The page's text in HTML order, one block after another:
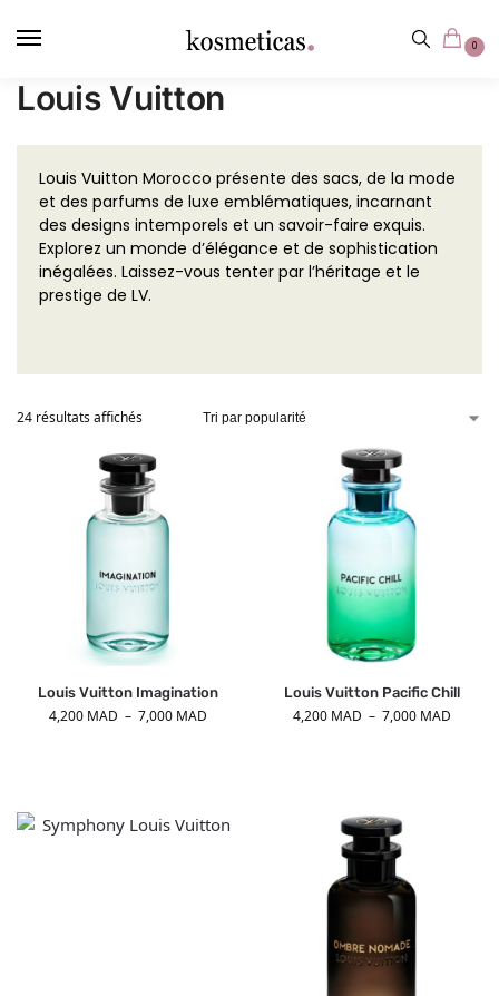
principal
0
Louis Vuitton
Louis Vuitton Morocco présente des sacs, de la mode
et des parfums de luxe emblématiques, incarnant
des designs intemporels et un savoir-faire exquis.
Explorez un monde d’élégance et de sophistication
inégalées. Laissez-vous tenter par l’héritage et le
prestige de LV.
24 résultats affichés
Louis Vuitton Imagination
4,200 MAD – 7,000 MAD
Louis Vuitton Pacific Chill
4,200 MAD – 7,000 MAD